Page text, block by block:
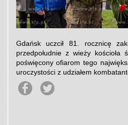
Gdańsk uczcił 81. rocznicę
przedpołudnie z wieży kościoła
poświęcony ofiarom tego
uroczystości z udziałem